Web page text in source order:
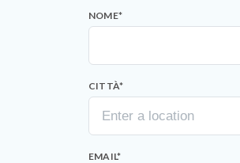
NOME*
CITTÀ*
EMAIL*